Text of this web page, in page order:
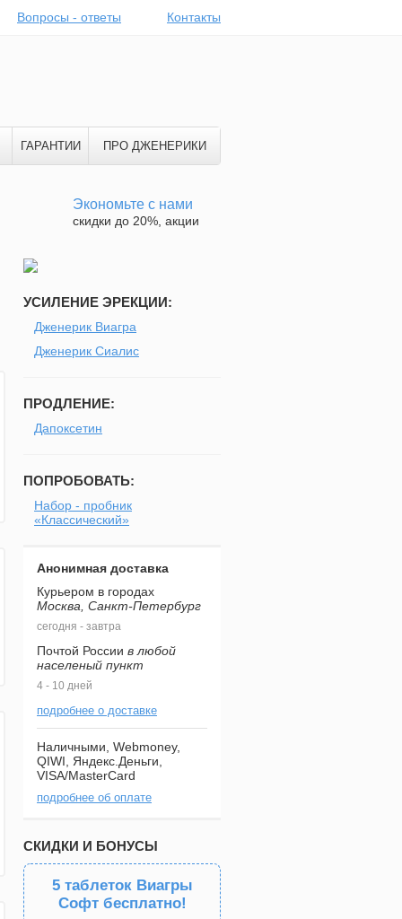
Вопросы - ответы Контакты
ГАРАНТИИ ПРО ДЖЕНЕРИКИ
Экономьте с нами
скидки до 20%, акции
УСИЛЕНИЕ ЭРЕКЦИИ:
Дженерик Виагра
Дженерик Сиалис
ПРОДЛЕНИЕ:
Дапоксетин
ПОПРОБОВАТЬ:
Набор - пробник
«Классический»
Анонимная доставка
Курьером в городах
Москва, Санкт-Петербург
сегодня - завтра
Почтой России в любой
населеный пункт
4 - 10 дней
подробнее о доставке
Наличными, Webmoney,
QIWI, Яндекс.Деньги,
VISA/MasterCard
подробнее об оплате
СКИДКИ И БОНУСЫ
5 таблеток Виагры
Софт бесплатно!